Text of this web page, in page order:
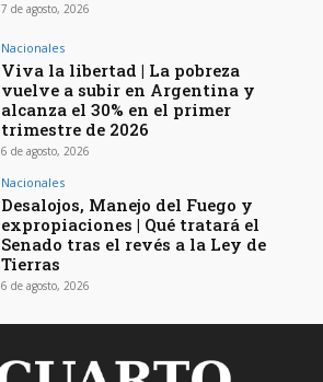
7 de agosto, 2026
Nacionales
Viva la libertad | La pobreza
vuelve a subir en Argentina y
alcanza el 30% en el primer
trimestre de 2026
6 de agosto, 2026
Nacionales
Desalojos, Manejo del Fuego y
expropiaciones | Qué tratará el
Senado tras el revés a la Ley de
Tierras
6 de agosto, 2026